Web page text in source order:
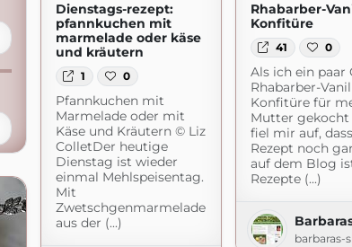
Dienstags-rezept:
pfannkuchen mit
marmelade oder käse
und kräutern
1 0
Pfannkuchen mit
Marmelade oder mit
Käse und Kräutern © Liz
ColletDer heutige
Dienstag ist wieder
einmal Mehlspeisentag.
Mit
Zwetschgenmarmelade
aus der (...)
Rhabarber-
Konfitüre
41 0
Als ich ein paar
Rhabarber-
Konfitüre für
Mutter gekocht
fiel mir auf,
Rezept noch
auf dem Blog
Rezepte (...)
barbaras-